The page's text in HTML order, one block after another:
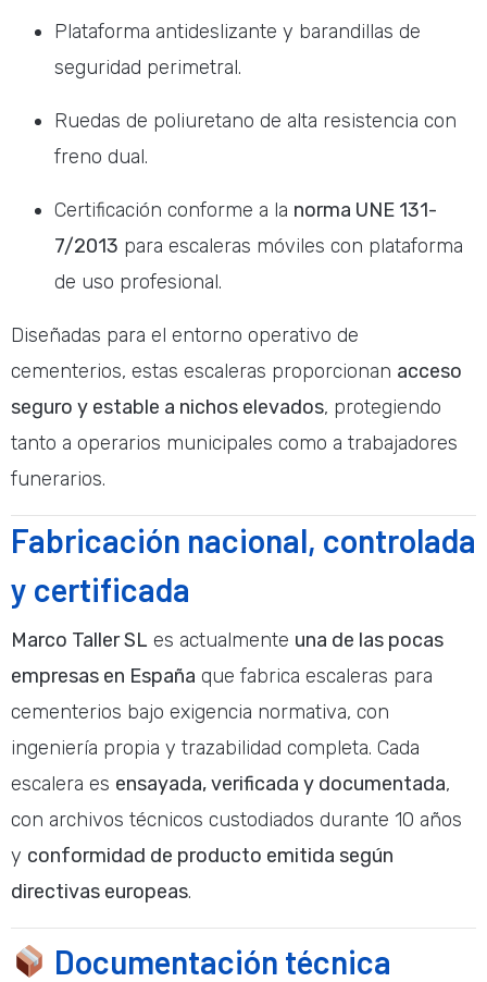
Plataforma antideslizante y barandillas de
seguridad perimetral.
Ruedas de poliuretano de alta resistencia con
freno dual.
Certificación conforme a la norma UNE 131-
7/2013 para escaleras móviles con plataforma
de uso profesional.
Diseñadas para el entorno operativo de
cementerios, estas escaleras proporcionan acceso
seguro y estable a nichos elevados, protegiendo
tanto a operarios municipales como a trabajadores
funerarios.
Fabricación nacional, controlada
y certificada
Marco Taller SL es actualmente una de las pocas
empresas en España que fabrica escaleras para
cementerios bajo exigencia normativa, con
ingeniería propia y trazabilidad completa. Cada
escalera es ensayada, verificada y documentada,
con archivos técnicos custodiados durante 10 años
y conformidad de producto emitida según
directivas europeas.
Documentación técnica